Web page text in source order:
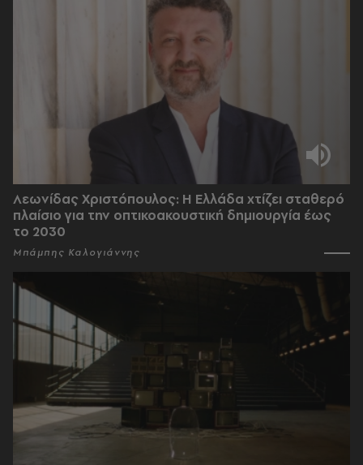
Λεωνίδας Χριστόπουλος: Η Ελλάδα χτίζει σταθερό
πλαίσιο για την οπτικοακουστική δημιουργία έως
το 2030
Μπάμπης Καλογιάννης